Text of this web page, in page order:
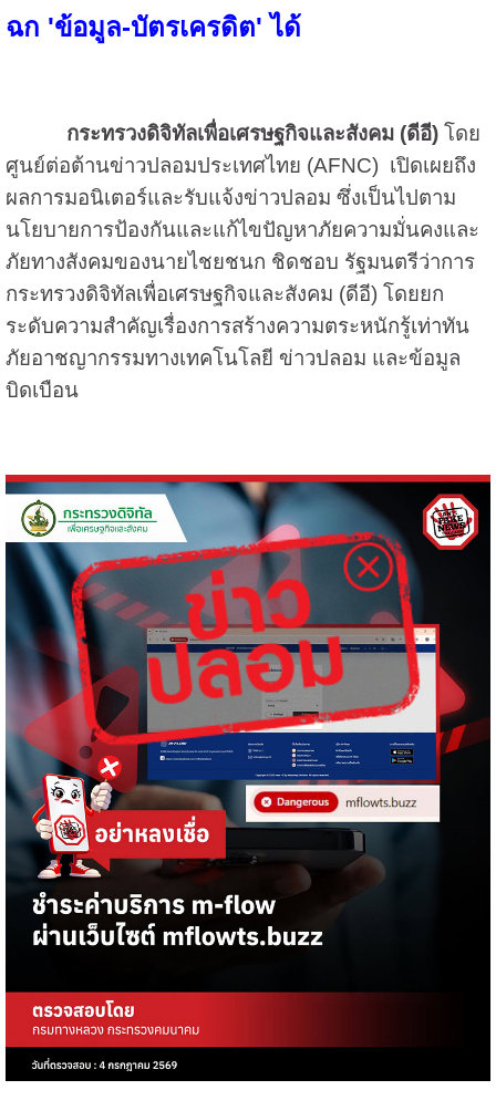
ฉก 'ข้อมูล-บัตรเครดิต' ได้
กระทรวงดิจิทัลเพื่อเศรษฐกิจและสังคม (ดีอี)โดย
ศูนย์ต่อต้านข่าวปลอมประเทศไทย (AFNC) เปิดเผยถึง
ผลการมอนิเตอร์และรับแจ้งข่าวปลอม ซึ่งเป็นไปตาม
นโยบายการป้องกันและแก้ไขปัญหาภัยความมั่นคงและ
ภัยทางสังคมของนายไชยชนก ชิดชอบ รัฐมนตรีว่าการ
กระทรวงดิจิทัลเพื่อเศรษฐกิจและสังคม (ดีอี) โดยยก
ระดับความสำคัญเรื่องการสร้างความตระหนักรู้เท่าทัน
ภัยอาชญากรรมทางเทคโนโลยี ข่าวปลอม และข้อมูล
บิดเบือน